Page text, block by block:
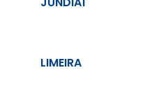
LIMEIRA